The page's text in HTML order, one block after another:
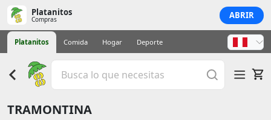
Platanitos
Compras ABRIR
Platanitos Comida Hogar Deporte
TRAMONTINA